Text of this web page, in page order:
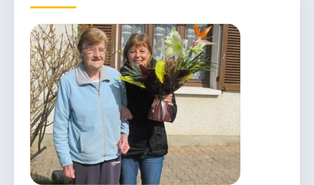
Démarches & Vie pratique
Vie locale & Associations